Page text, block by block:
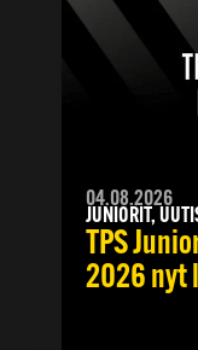
04.08.2026
JUNIORIT,
TPS
2026 nyt